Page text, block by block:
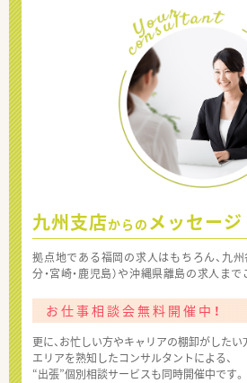
九州支店からの メッセージ
拠点地である福岡の求人はもちろん、九州
分・宮崎・鹿児島）や沖縄県離島の求人ま
お仕事相談会無料開催中！
更に、お忙しい方やキャリアの棚卸がしたい
エリアを熟知したコンサルタントによる、
“出張”個別相談サービスも同時開催中です。